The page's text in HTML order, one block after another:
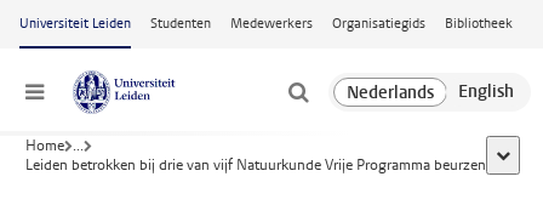
Ga naar hoofdinhoud
Universiteit Leiden Studenten Medewerkers Organisatiegids Bibliotheek
Menu
Home ...
Leiden betrokken bij drie van vijf Natuurkunde Vrije Programma beurzen
toon